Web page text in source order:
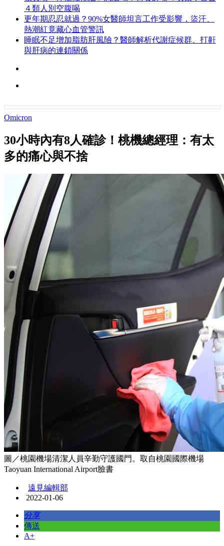
４類人別空腹喝
更年期忍忍就過？90%女醫師坦言工作受影響，盜汗、
熱潮紅竟藏心血管警訊
睡眠不足增加脂肪肝風險？醫師解析代謝症候群、打鼾
與肝病的連鎖關係
Omicron
30小時內有8人確診！桃機總經理：有太
多的痛心與不捨
圖／桃園機場清潔人員辛勤守護國門。取自桃園國際機場
Taoyuan International Airport臉書
遠見編輯部
2022-01-06
分享
傳送
A+